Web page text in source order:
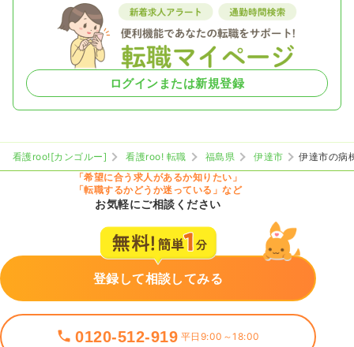
ログインまたは新規登録
看護roo![カンゴルー] 看護roo! 転職 福島県 伊達市
伊達市の病
「希望に合う求人があるか知りたい」
「転職するかどうか迷っている」など
お気軽にご相談ください
登録して相談してみる
0120-512-919 平日9:00～18:00